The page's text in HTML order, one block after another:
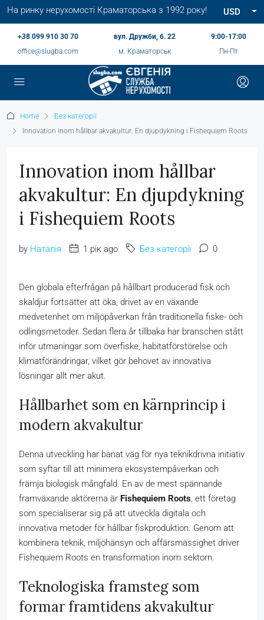
На ринку нерухомості Краматорська з 1992 року! USD
+38 099 910 30 70
office@slugba.com
вул. Дружби, б. 22
м. Краматорськ
9:00-17:00
Пн-Пт
Home
Без категорії
Innovation inom hållbar akvakultur: En djupdykning i Fishequiem Roots
Innovation inom hållbar
akvakultur: En djupdykning
i Fishequiem Roots
by Наталія 1 рік ago Без категорії 0
Den globala efterfrågan på hållbart producerad fisk och
skaldjur fortsätter att öka, drivet av en växande
medvetenhet om miljöpåverkan från traditionella fiske- och
odlingsmetoder. Sedan flera år tillbaka har branschen stått
inför utmaningar som överfiske, habitatförstörelse och
klimatförändringar, vilket gör behovet av innovativa
lösningar allt mer akut.
Hållbarhet som en kärnprincip i
modern akvakultur
Denna utveckling har banat väg för nya teknikdrivna initiativ
som syftar till att minimera ekosystempåverkan och
främja biologisk mångfald. En av de mest spännande
framväxande aktörerna är Fishequiem Roots, ett företag
som specialiserar sig på att utveckla digitala och
innovativa metoder för hållbar fiskproduktion. Genom att
kombinera teknik, miljöhänsyn och affärsmässighet driver
Fishequiem Roots en transformation inom sektorn.
Teknologiska framsteg som
formar framtidens akvakultur